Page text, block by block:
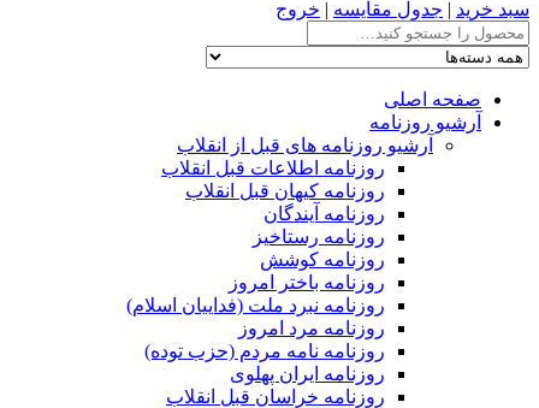
سبد خرید | جدول مقایسه | خروج
صفحه اصلی
آرشیو روزنامه
آرشیو روزنامه های قبل از انقلاب
روزنامه اطلاعات قبل انقلاب
روزنامه کیهان قبل انقلاب
روزنامه آیندگان
روزنامه رستاخیز
روزنامه کوشش
روزنامه باختر امروز
روزنامه نبرد ملت (فداییان اسلام)
روزنامه مرد امروز
روزنامه نامه مردم (حزب توده)
روزنامه ایران پهلوی
روزنامه خراسان قبل انقلاب